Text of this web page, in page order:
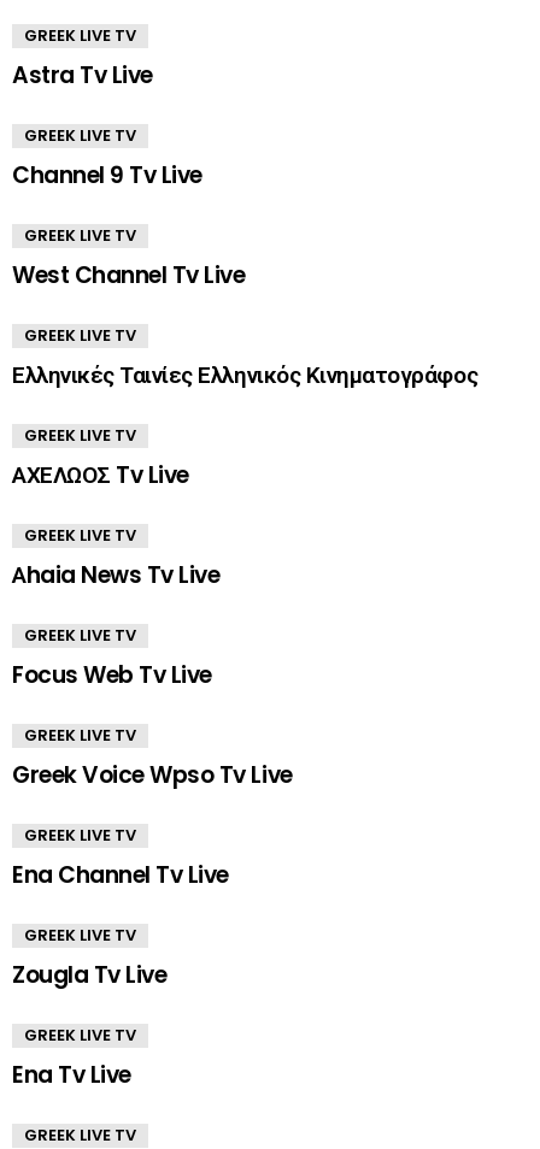
GREEK LIVE TV
Astra Tv Live
GREEK LIVE TV
Channel 9 Tv Live
GREEK LIVE TV
West Channel Tv Live
GREEK LIVE TV
Ελληνικές Ταινίες Ελληνικός Κινηματογράφος
GREEK LIVE TV
ΑΧΕΛΩΟΣ Tv Live
GREEK LIVE TV
Αhaia News Tv Live
GREEK LIVE TV
Focus Web Tv Live
GREEK LIVE TV
Greek Voice Wpso Tv Live
GREEK LIVE TV
Ena Channel Tv Live
GREEK LIVE TV
Zougla Tv Live
GREEK LIVE TV
Ena Tv Live
GREEK LIVE TV